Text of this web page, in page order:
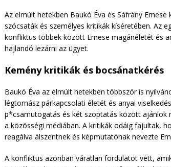
Az elmúlt hetekben Baukó Éva és Sáfrány
szócsaták és személyes kritikák kíséretében. Az
konfliktus többek között Emese magánéletét és
hajlandó lezárni az ügyet.
Kemény kritikák és bocsánatkérés
Baukó Éva az elmúlt hetekben többször is
légtornász párkapcsolati életét és anyai
p*csamutogatás és két szoptatás között ajánlok
a közösségi médiában. A kritikák odáig fajultak,
reagálva álszentnek és képmutatónak nevezte
A konfliktus azonban váratlan fordulatot vett,